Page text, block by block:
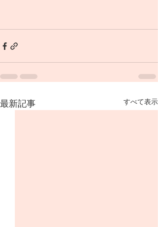
最新記事 すべて表示